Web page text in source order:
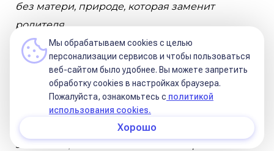
без матери, природе, которая заменит
родителя.
Страдающий готов прислушиваться и ждать
ответа, слушая, о чем расскажет морская
раковина в ожидании спасения.
Божественный припев похож на пение в
полурелигиозном экстазе в лесной чаще, но
это не оно, - это бесконечная покоренность и
Мы обрабатываем cookies с целью
персонализации сервисов и чтобы пользоваться
веб-сайтом было удобнее. Вы можете запретить
обработку сookies в настройках браузера.
Пожалуйста, ознакомьтесь с политикой
использования cookies.
Хорошо